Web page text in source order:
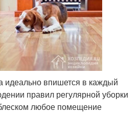
идеально впишется в каждый
правил регулярной уборки
любое помещение